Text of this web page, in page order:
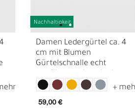
Nachhaltigkeit
Damen Ledergürtel ca. 4
cm mit Blumen
Gürtelschnalle echt
59,00 €